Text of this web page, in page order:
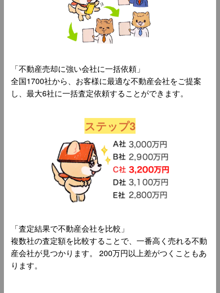
「不動産売却に強い会社に一括依頼」
全国1700社から、お客様に最適な不動産会社をご提案
し、最大6社に一括査定依頼することができます。
ステップ3
「査定結果で不動産会社を比較」
複数社の査定額を比較することで、一番高く売れる不動
産会社が見つかります。 200万円以上差がつくこともあ
ります。